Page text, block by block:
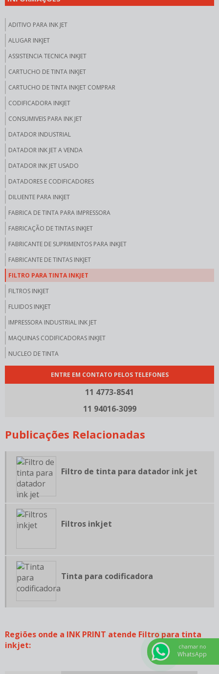
ADITIVO PARA INK JET
ALUGAR INKJET
ASSISTENCIA TECNICA INKJET
CARTUCHO DE TINTA INKJET
CARTUCHO DE TINTA INKJET COMPRAR
CODIFICADORA INKJET
CONSUMIVEIS PARA INK JET
DATADOR INDUSTRIAL
DATADOR INK JET A VENDA
DATADOR INK JET USADO
DATADORES E CODIFICADORES
DILUENTE PARA INKJET
FABRICA DE TINTA PARA IMPRESSORA
FABRICAÇÃO DE TINTAS INKJET
FABRICANTE DE SUPRIMENTOS PARA INKJET
FABRICANTE DE TINTAS INKJET
FILTRO PARA TINTA INKJET
FILTROS INKJET
FLUIDOS INKJET
IMPRESSORA INDUSTRIAL INK JET
MAQUINAS CODIFICADORAS INKJET
NUCLEO DE TINTA
PEÇAS PARA INKJET
SOLVENTE PARA INKJET
SOLVENTE PARA TINTA INKJET
TINTA PARA IMPRESSORA INKJET
TINTA PARA IMPRESSORA JATO DE TINTA
TINTA PIGMENTADA INK JET
TINTA PRETA PARA DATADORES
FABRICANTE DE TINTAS PARA DATADORES INKJET
LOCAÇÃO INKJET
TINTA BRANCA PARA DATADORES
TINTA INKJET
ENTRE EM CONTATO PELOS TELEFONES
11 4773-8541
11 94016-3099
Publicações Relacionadas
Filtro de tinta para datador ink jet
Filtros inkjet
Tinta para codificadora
Regiões onde a INK PRINT atende Filtro para tinta
inkjet:
chamar no
WhatsApp